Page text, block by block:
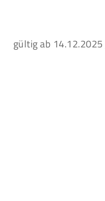
gültig ab 14.12.2025